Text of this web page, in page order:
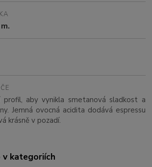
profil, aby vynikla smetanová sladkost a
Jemná ovocná acidita dodává espressu
krásně v pozadí.
v kategoriích